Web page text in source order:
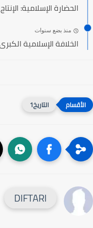
الحضارة الإسلامية: الإنتاج
منذ بضع سنوات
الخلافة الإسلامية
التاريخ1
DIFTARI